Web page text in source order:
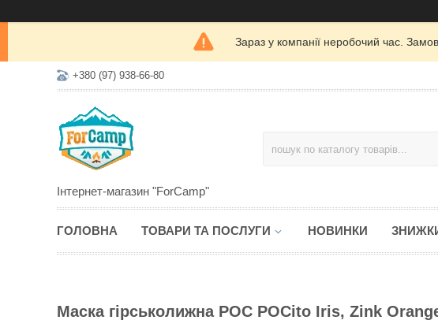
Зараз у компанії неробочий час.
+380 (97) 938-66-80
Інтернет-магазин "ForCamp"
ГОЛОВНА ТОВАРИ ТА ПОСЛУГИ НОВИНКИ
Маска гірськолижна POC POCito Iris, Zink